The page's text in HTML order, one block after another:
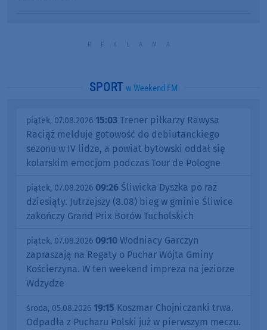
SPORT w Weekend FM
piątek, 07.08.2026 15:03 Trener piłkarzy Rawysa
Raciąż melduje gotowość do debiutanckiego
sezonu w IV lidze, a powiat bytowski oddał się
kolarskim emocjom podczas Tour de Pologne
piątek, 07.08.2026 09:26 Śliwicka Dyszka po raz
dziesiąty. Jutrzejszy (8.08) bieg w gminie Śliwice
zakończy Grand Prix Borów Tucholskich
piątek, 07.08.2026 09:10 Wodniacy Garczyn
zapraszają na Regaty o Puchar Wójta Gminy
Kościerzyna. W ten weekend impreza na jeziorze
Wdzydze
środa, 05.08.2026 19:15 Koszmar Chojniczanki trwa.
Odpadła z Pucharu Polski już w pierwszym meczu.